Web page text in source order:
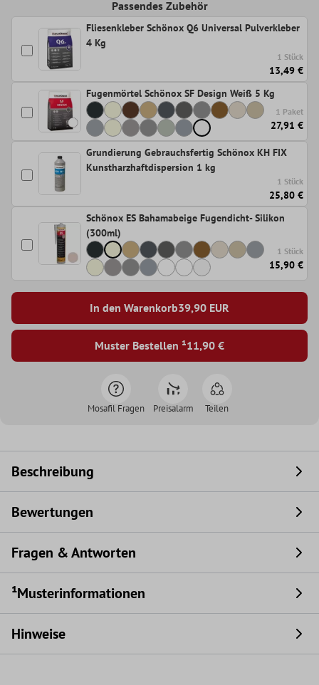
Passendes Zubehör
Fliesenkleber Schönox Q6 Universal Pulverkleber
4 Kg
1 Stück
13,49 €
Fugenmörtel Schönox SF Design Weiß 5 Kg
1 Paket
27,91 €
Grundierung Gebrauchsfertig Schönox KH FIX
Kunstharzhaftdispersion 1 kg
1 Stück
25,80 €
Schönox ES Bahamabeige Fugendicht- Silikon
(300ml)
1 Stück
15,90 €
In den Warenkorb39,90 EUR
Muster Bestellen ¹11,90 €
Mosafil Fragen Preisalarm Teilen
Beschreibung
Bewertungen
Fragen & Antworten
¹Musterinformationen
Hinweise